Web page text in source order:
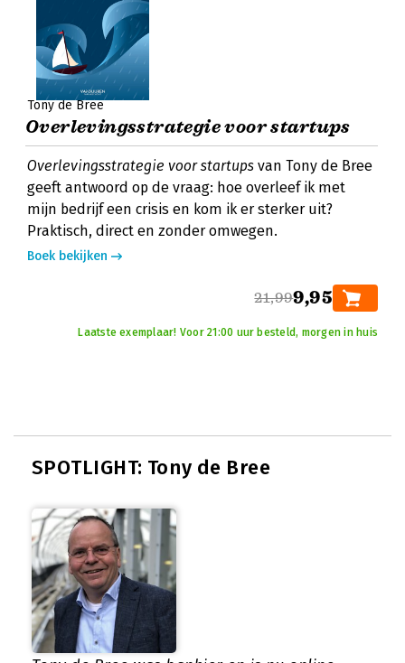
Tony de Bree
Overlevingsstrategie voor startups
Overlevingsstrategie voor startups van Tony de Bree
geeft antwoord op de vraag: hoe overleef ik met
mijn bedrijf een crisis en kom ik er sterker uit?
Praktisch, direct en zonder omwegen.
Boek bekijken
21,999,95
Laatste exemplaar! Voor 21:00 uur besteld, morgen in huis
SPOTLIGHT: Tony de Bree